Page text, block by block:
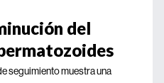
del
seguimiento muestra una